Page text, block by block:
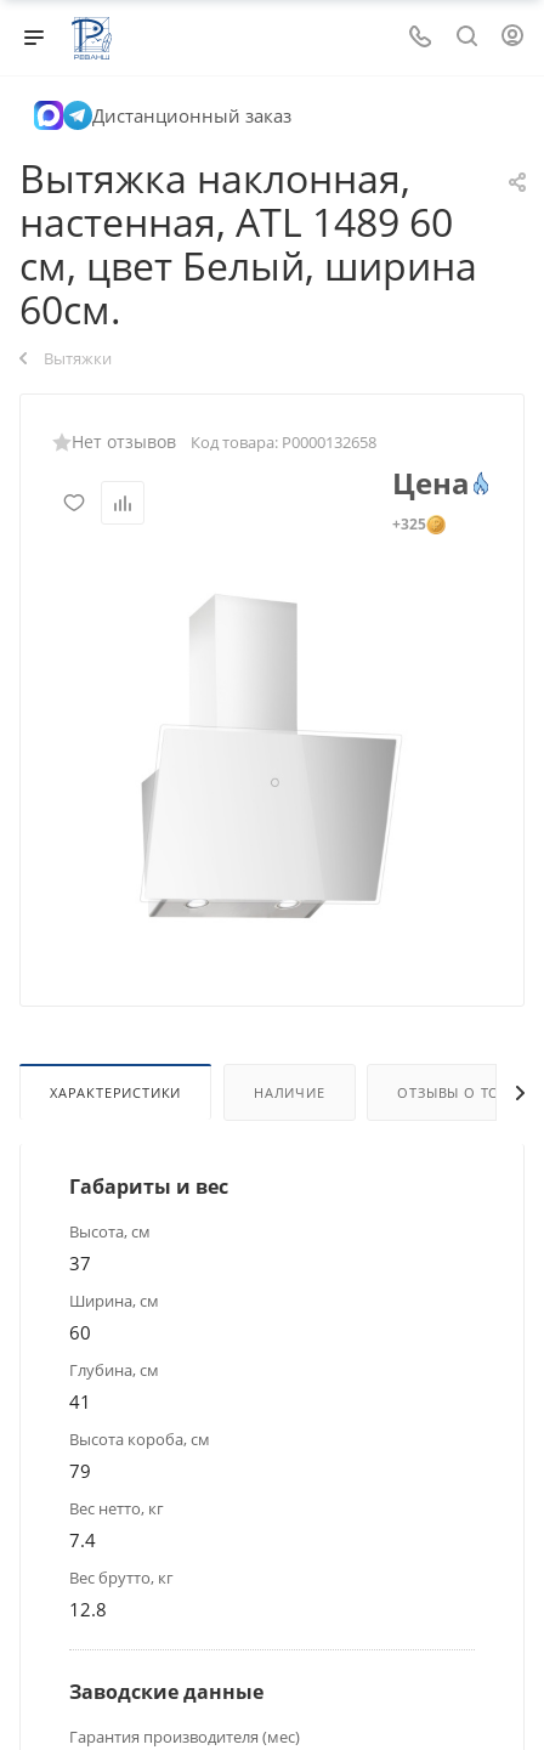
Дистанционный заказ
Вытяжка наклонная,
настенная, ATL 1489 60
см, цвет Белый, ширина
60см.
Вытяжки
Нет отзывов Код товара: Р0000132658
Цена
+325
ХАРАКТЕРИСТИКИ НАЛИЧИЕ ОТЗЫВЫ О ТОВАРЕ
Габариты и вес
Высота, см
37
Ширина, см
60
Глубина, см
41
Высота короба, см
79
Вес нетто, кг
7.4
Вес брутто, кг
12.8
Заводские данные
Гарантия производителя (мес)